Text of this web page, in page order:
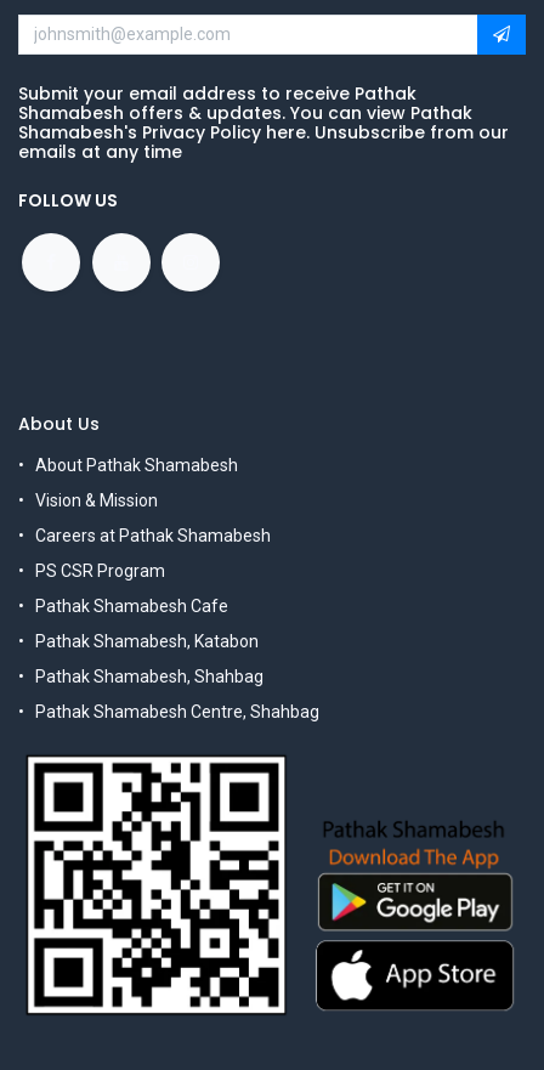
Submit your email address to receive Pathak
Shamabesh offers & updates. You can view Pathak
Shamabesh's Privacy Policy here. Unsubscribe from our
emails at any time
FOLLOW US
About Us
About Pathak Shamabesh
Vision & Mission
Careers at Pathak Shamabesh
PS CSR Program
Pathak Shamabesh Cafe
Pathak Shamabesh, Katabon
Pathak Shamabesh, Shahbag
Pathak Shamabesh Centre, Shahbag